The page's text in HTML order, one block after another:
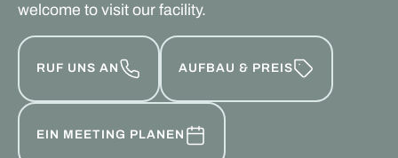
welcome to visit our facility.
RUF UNS AN AUFBAU & PREIS
EIN MEETING PLANEN